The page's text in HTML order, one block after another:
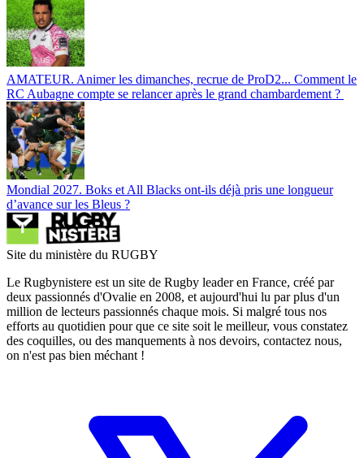
AMATEUR. Animer les dimanches, recrue de ProD2... Comment le
RC Aubagne compte se relancer après le grand chambardement ?
Mondial 2027. Boks et All Blacks ont-ils déjà pris une longueur
d’avance sur les Bleus ?
Site du ministère du RUGBY
Le Rugbynistere est un site de Rugby leader en France, créé par
deux passionnés d'Ovalie en 2008, et aujourd'hui lu par plus d'un
million de lecteurs passionnés chaque mois. Si malgré tous nos
efforts au quotidien pour que ce site soit le meilleur, vous constatez
des coquilles, ou des manquements à nos devoirs, contactez nous,
on n'est pas bien méchant !